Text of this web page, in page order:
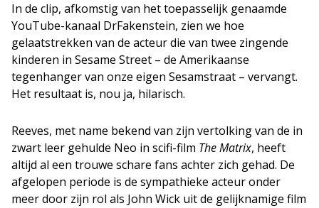
In de clip, afkomstig van het toepasselijk genaamde
YouTube-kanaal DrFakenstein, zien we hoe
gelaatstrekken van de acteur die van twee zingende
kinderen in Sesame Street – de Amerikaanse
tegenhanger van onze eigen Sesamstraat – vervangt.
Het resultaat is, nou ja, hilarisch.
Reeves, met name bekend van zijn vertolking van de in
zwart leer gehulde Neo in scifi-film The Matrix, heeft
altijd al een trouwe schare fans achter zich gehad. De
afgelopen periode is de sympathieke acteur onder
meer door zijn rol als John Wick uit de gelijknamige film